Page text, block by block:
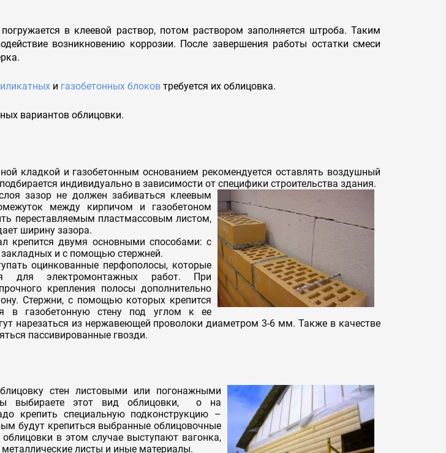
в клеевой раствор, потом раствором заполняется штроба. Таким
возникновению коррозии. После завершения работы остатки смеси
и газобетонных блоков требуется их облицовка.
вариантов облицовки.
кладкой и газобетонным основанием рекомендуется оставлять воздушный
индивидуально в зависимости от специфики строительства здания.
зазор не должен забиваться клеевым
между кирпичом и газобетоном
переставляемым пластмассовым листом,
ширину зазора.
крепится двумя основными способами: с
и с помощью стержней.
оцинкованные перфополосы, которые
для электромонтажных работ. При
крепления полосы дополнительно
Стержни, с помощью которых крепится
в газобетонную стену под углом к ее
нарезаться из нержавеющей проволоки диаметром 3-6 мм. Также в качестве
пассивированные гвозди.
стен листовыми или погонажными
выбираете этот вид облицовки, о на
крепить специальную подконструкцию –
будут крепиться выбранные облицовочные
в этом случае выступают вагонка,
металлические листы и иные материалы.